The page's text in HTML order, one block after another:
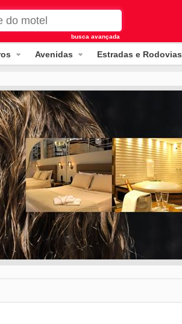
busca avançada
Avenidas Estradas e Rodovias